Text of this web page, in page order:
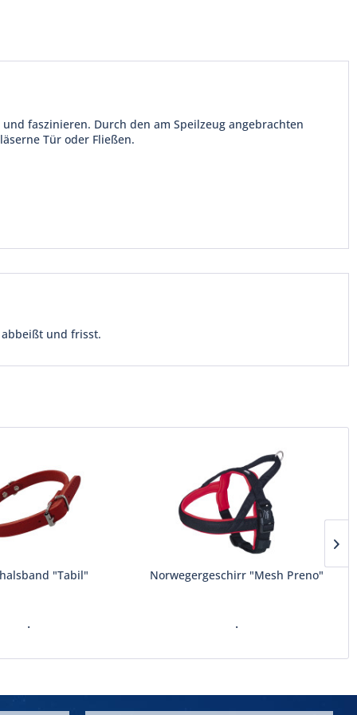
faszinieren. Durch den am Speilzeug angebrachten
Tür oder Fließen.
abbeißt und frisst.
"Tabil"
.
Norwegergeschirr "Mesh Preno"
.